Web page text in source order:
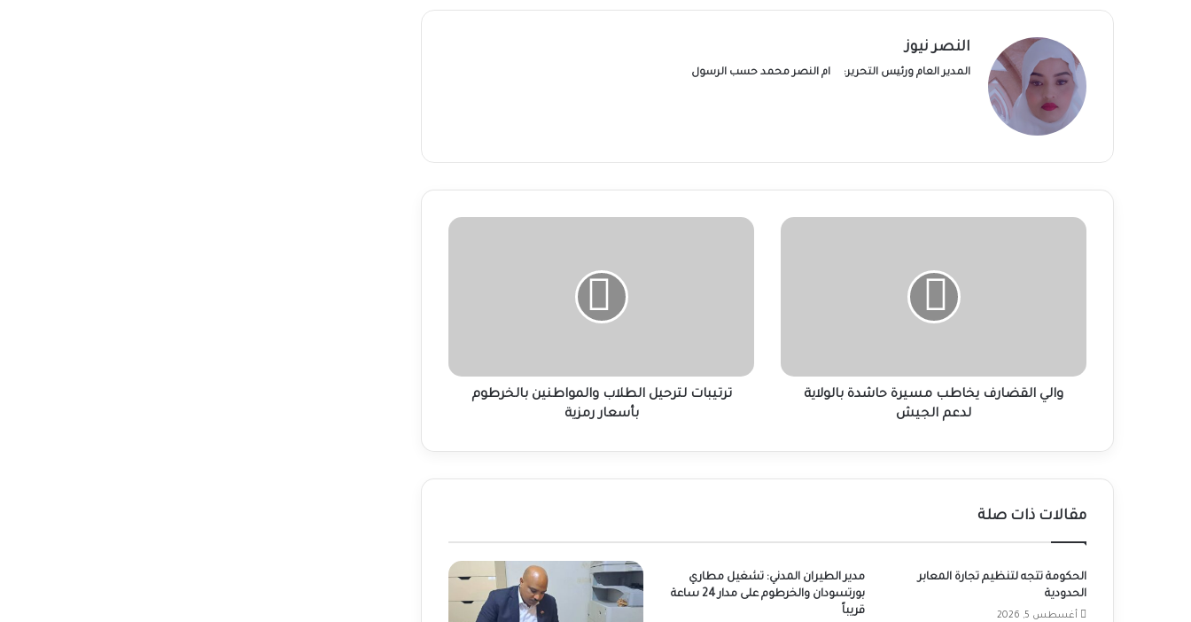
النصر نيوز
المدير العام ورئيس التحرير: ام النصر محمد حسب الرسول
والي
والي القضارف يخاطب مسيرة حاشدة بالولاية
لدعم الجيش
ترتيبات
ترتيبات لترحيل الطلاب والمواطنين بالخرطوم
بأسعار رمزية
مقالات ذات صلة
الحكومة تتجه لتنظيم تجارة المعابر
الحدودية
أغسطس 5, 2026
مدير الطيران المدني: تشغيل مطاري
بورتسودان والخرطوم على مدار 24 ساعة
قريباً